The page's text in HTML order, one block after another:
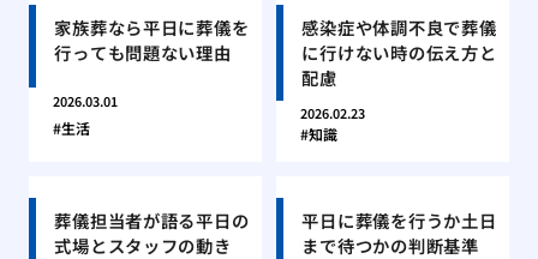
家族葬なら平日に葬儀を
行っても問題ない理由
2026.03.01
生活
感染症や体調不良で葬儀
に行けない時の伝え方と
配慮
2026.02.23
知識
葬儀担当者が語る平日の
式場とスタッフの動き
平日に葬儀を行うか土日
まで待つかの判断基準